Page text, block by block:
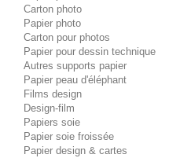
Carton photo
Papier photo
Carton pour photos
Papier pour dessin technique
Autres supports papier
Papier peau d'éléphant
Films design
Design-film
Papiers soie
Papier soie froissée
Papier design & cartes